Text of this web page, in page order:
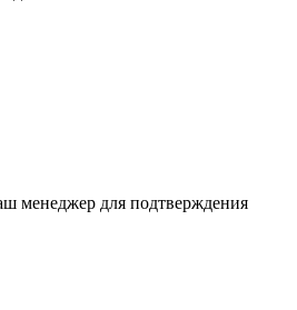
менеджер для подтверждения